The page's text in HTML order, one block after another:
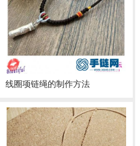
线圈项链绳的制作方法